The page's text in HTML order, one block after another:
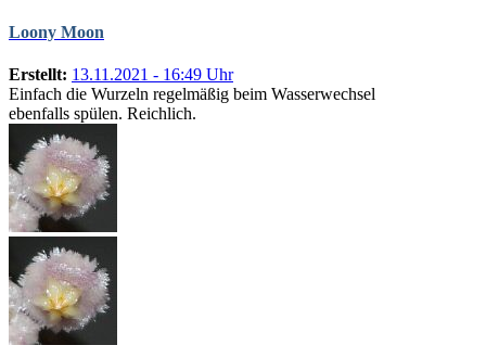
Loony Moon
Erstellt: 13.11.2021 - 16:49 Uhr
Einfach die Wurzeln regelmäßig beim Wasserwechsel
ebenfalls spülen. Reichlich.